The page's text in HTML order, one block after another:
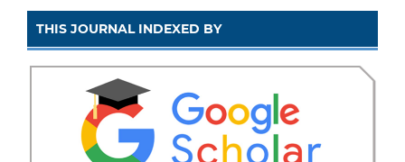
THIS JOURNAL INDEXED BY